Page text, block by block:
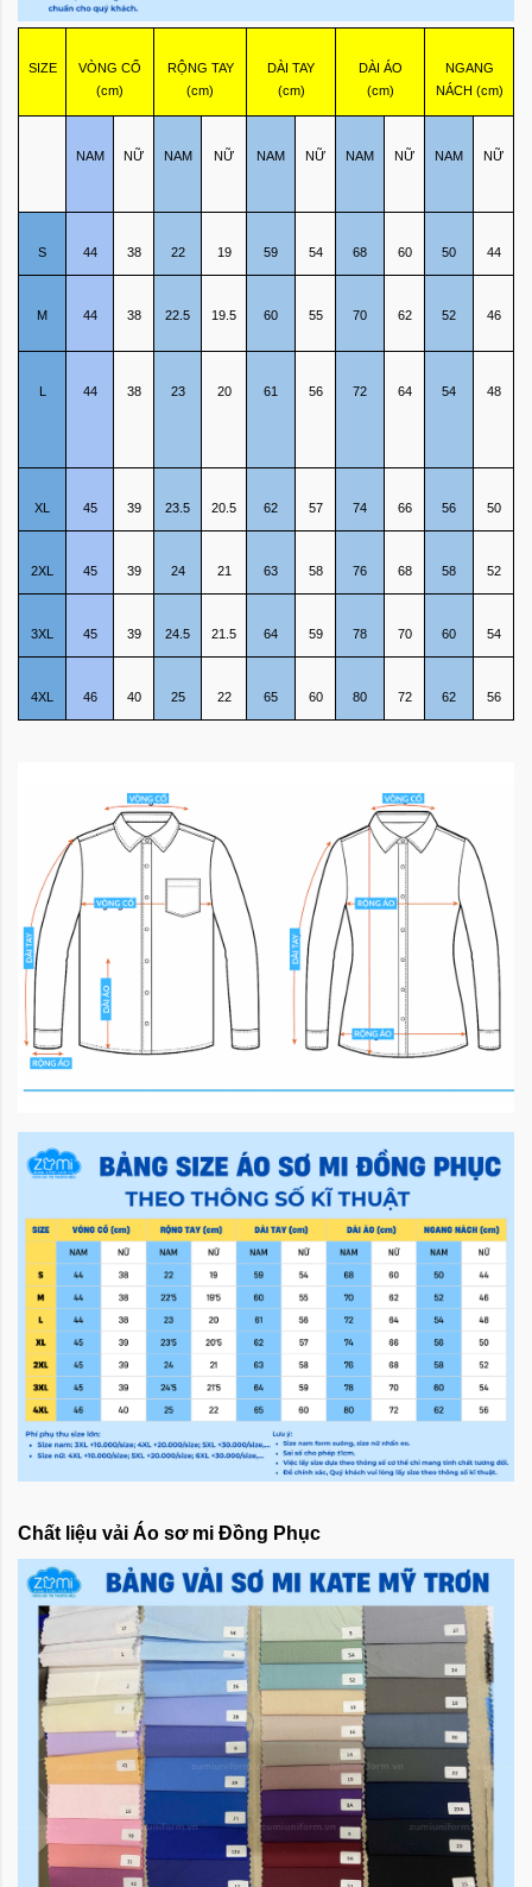
SIZE
VÒNG CỔ
(cm)
RỘNG TAY
(cm)
DÀI TAY
(cm)
DÀI ÁO
(cm)
NGANG
NÁCH (cm)
NAM NỮ NAM NỮ NAM NỮ NAM NỮ NAM NỮ
S 44 38 22 19 59 54 68 60 50 44
M 44 38 22.5 19.5 60 55 70 62 52 46
L 44 38 23 20 61 56 72 64 54 48
XL 45 39 23.5 20.5 62 57 74 66 56 50
2XL 45 39 24 21 63 58 76 68 58 52
3XL 45 39 24.5 21.5 64 59 78 70 60 54
4XL 46 40 25 22 65 60 80 72 62 56
Chất liệu vải Áo sơ mi Đồng Phục